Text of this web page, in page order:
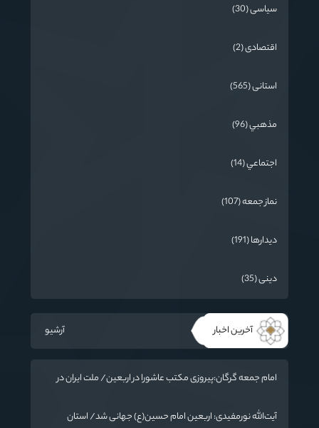
سیاسی (30)
اقتصادی (2)
استانی (565)
مذهبي (96)
اجتماعي (14)
نماز جمعه (107)
دیدارها (191)
دینی (35)
آخرین اخبار آرشیو
امام جمعه گرگان:پیروزی مکتب عاشورا در اربعین/ ملت ایران در
آیت‌الله نورمفیدی: اربعین امام حسین(ع) جهانی شد/ استان